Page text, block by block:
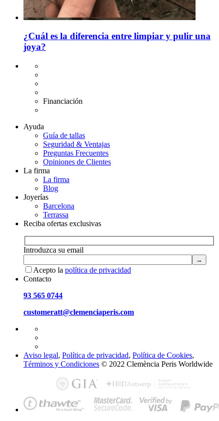
¿Cuál es la diferencia entre limpiar y pulir una
joya?
Financiación
Ayuda
Guía de tallas
Seguridad & Ventajas
Preguntas Frecuentes
Opiniones de Clientes
La firma
La firma
Blog
Joyerías
Barcelona
Terrassa
Reciba ofertas exclusivas
Introduzca su email
Acepto la política de privacidad
Contacto
93 565 0744
customeratt@clemenciaperis.com
Aviso legal, Política de privacidad, Política de Cookies,
Términos y Condiciones © 2022 Clemència Peris Worldwide